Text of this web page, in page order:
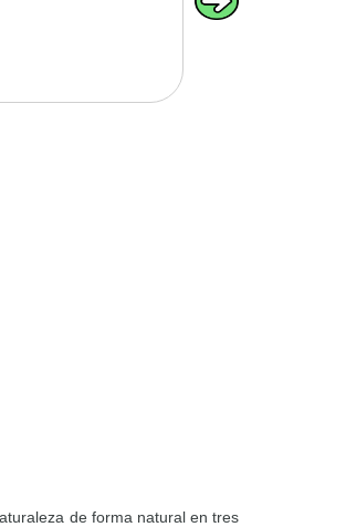
de forma natural en tres